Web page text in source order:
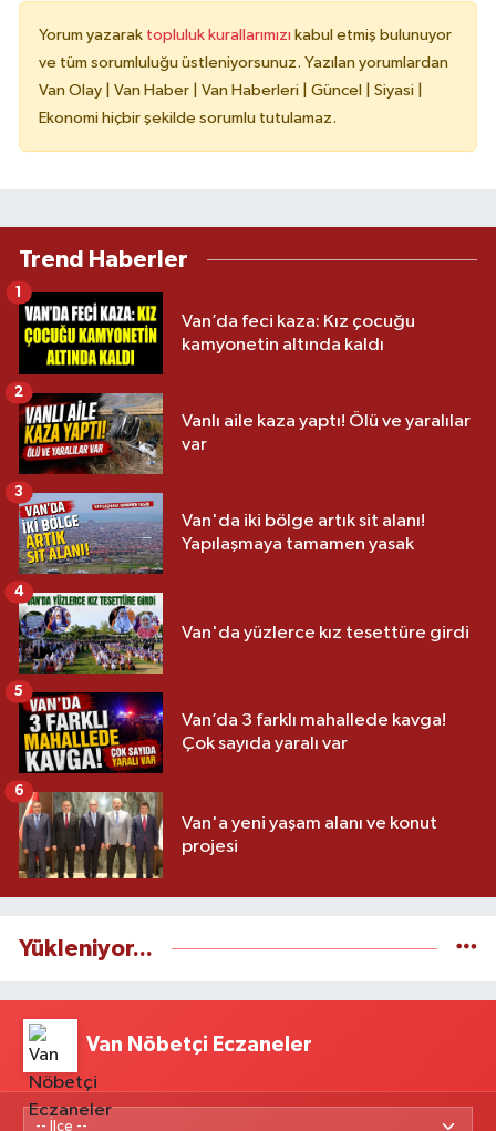
Yorum yazarak topluluk kurallarımızı kabul etmiş bulunuyor
ve tüm sorumluluğu üstleniyorsunuz. Yazılan yorumlardan
Van Olay | Van Haber | Van Haberleri | Güncel | Siyasi |
Ekonomi hiçbir şekilde sorumlu tutulamaz.
Trend Haberler
Van’da feci kaza: Kız çocuğu
kamyonetin altında kaldı
1
Vanlı aile kaza yaptı! Ölü ve yaralılar
var
2
Van'da iki bölge artık sit alanı!
Yapılaşmaya tamamen yasak
3
Van'da yüzlerce kız tesettüre girdi
4
Van’da 3 farklı mahallede kavga!
Çok sayıda yaralı var
5
Van'a yeni yaşam alanı ve konut
projesi
6
Yükleniyor...
Van Nöbetçi Eczaneler